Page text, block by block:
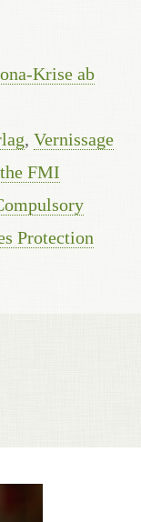
Krise ab
, Vernissage
FMI
Protection